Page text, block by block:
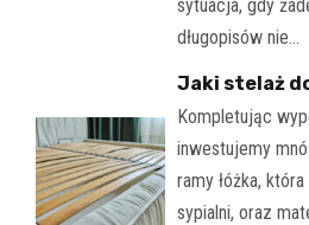
sytuacja, gdy
długopisów nie…
Jaki stelaż
Kompletując
inwestujemy
ramy łóżka,
sypialni, oraz